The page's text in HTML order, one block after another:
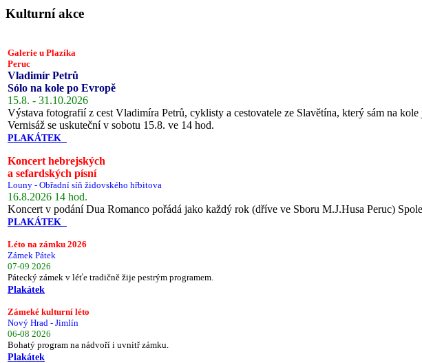
Kulturní akce
Galerie u Plazíka
Peruc
Vladimír Petrů
Sólo na kole po Evropě
15.8. - 31.10.2026
Výstava fotografií z cest Vladimíra Petrů, cyklisty a cestovatele ze Slavětína, který sám na
Vernisáž se uskuteční v sobotu 15.8. ve 14 hod.
PLAKÁTEK
Koncert hebrejských
a sefardských písní
Louny - Obřadní síň židovského hřbitova
16.8.2026 14 hod.
Koncert v podání Dua Romanco pořádá jako každý rok (dříve ve Sboru M.J.Husa Peruc)
PLAKÁTEK
Léto na zámku 2026
Zámek Pátek
07-09 2026
Pátecký zámek v léťe tradičně žije pestrým programem.
Plakátek
Zámeké kulturní léto
Nový Hrad - Jimlín
06-08 2026
Bohatý program na nádvoří i uvnitř zámku.
Plakátek